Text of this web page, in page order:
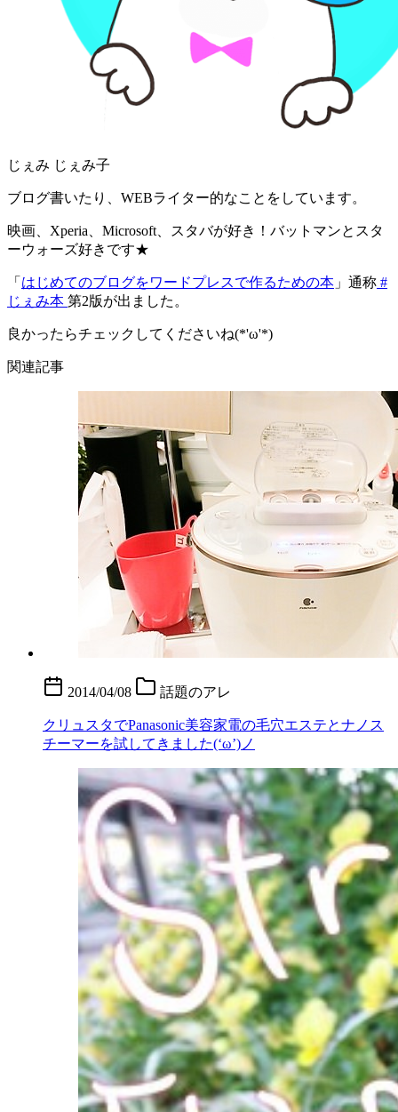
じぇみ じぇみ子
ブログ書いたり、WEBライター的なことをしています。
映画、Xperia、Microsoft、スタバが好き！バットマンとスタ
ーウォーズ好きです★
「 はじめてのブログをワードプレスで作るための本 」通称 #
じぇみ本 第2版が出ました。
良かったらチェックしてくださいね(*'ω'*)
関連記事
2014/04/08 話題のアレ
クリュスタでPanasonic美容家電の毛穴エステとナノス
チーマーを試してきました(‘ω’)ノ